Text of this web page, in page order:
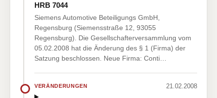
HRB 7044
Siemens Automotive Beteiligungs GmbH,
Regensburg (Siemensstraße 12, 93055
Regensburg). Die Gesellschafterversammlung vom
05.02.2008 hat die Änderung des § 1 (Firma) der
Satzung beschlossen. Neue Firma: Conti…
VERÄNDERUNGEN 21.02.2008